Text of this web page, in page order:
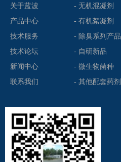
关于蓝波
产品中心
技术服务
技术论坛
新闻中心
联系我们
- 无机混凝剂
- 有机絮凝剂
- 除臭系列产品
- 自研新品
- 微生物菌种
- 其他配套药剂